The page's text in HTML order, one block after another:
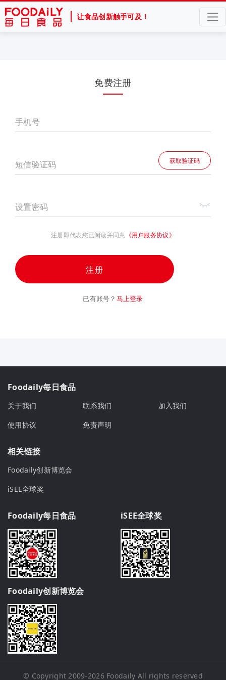
让食品创新触手可及！
免费注册
手机号
短信验证码 获取验证码
设置密码
注册即代表您已阅读并同意 《用户服务协议》
注册
已有账号？ 马上登录
Foodaily每日食品
关于我们 联系我们
加入我们
使用协议
免责声明
相关链接
Foodaily创新博览会
iSEE全球奖
Foodaily每日食品 iSEE全球奖
Foodaily创新博览会
© Copyright 2009-2026 Foodaily All rights reserved